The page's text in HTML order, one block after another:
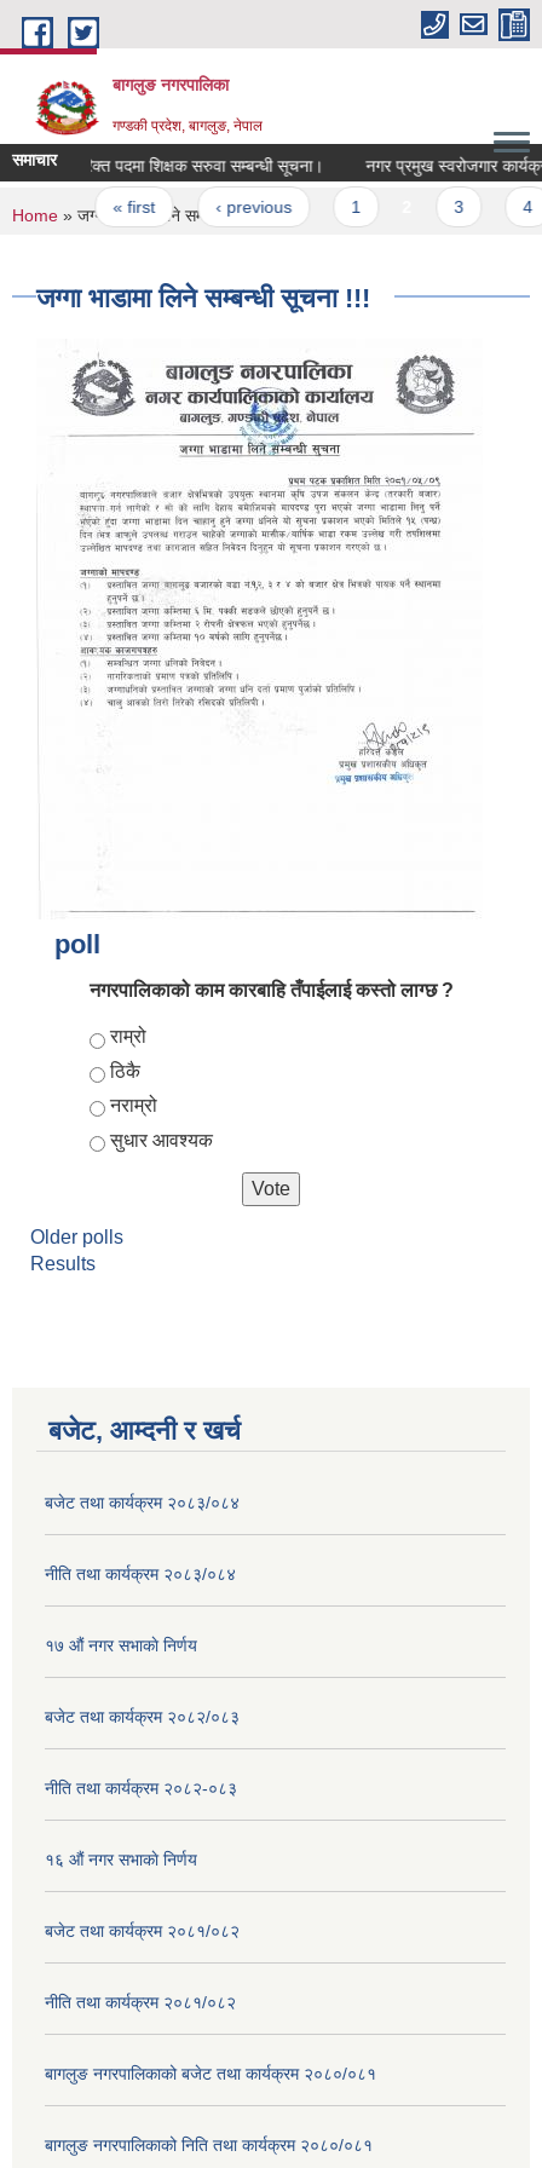
Skip to main content
बागलुङ नगरपालिका
गण्डकी प्रदेश, बागलुङ, नेपाल
समाचाररिक्त पदमा शिक्षक सरुवा सम्बन्धी सूचना। नगर प्रमुख स्वरोजगार
Pages
« first ‹ previous
You are here
Home » जग्गा भाडामा लिने सम्बन्धी सूचना !!!
जग्गा भाडामा लिने सम्बन्धी सूचना !!!
poll
नगरपालिकाको काम कारबाहि तँपाईलाई कस्तो लाग्छ ?
Choices
राम्रो
ठिकै
नराम्रो
सुधार आवश्यक
Older polls
Results
बजेट, आम्दनी र खर्च
बजेट तथा कार्यक्रम २०८३/०८४
नीति तथा कार्यक्रम २०८३/०८४
१७ ‌‍औं नगर सभाकाे निर्णय
बजेट तथा कार्यक्रम २०८२/०८३
नीति तथा कार्यक्रम २०८२-०८३
१६ ‌औं नगर सभाकाे निर्णय
बजेट तथा कार्यक्रम २०८१/०८२
नीति तथा कार्यक्रम २०८१/०८२
बागलुङ नगरपालिकाको बजेट तथा कार्यक्रम २०८०/०८१
बागलुङ नगरपालिकाको निति तथा कार्यक्रम २०८०/०८१